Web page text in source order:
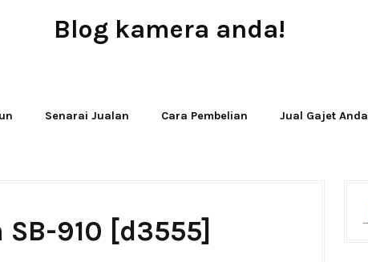
Blog kamera anda!
Senarai Jualan Cara Pembelian Jual Gajet Anda
SB-910 [d3555]